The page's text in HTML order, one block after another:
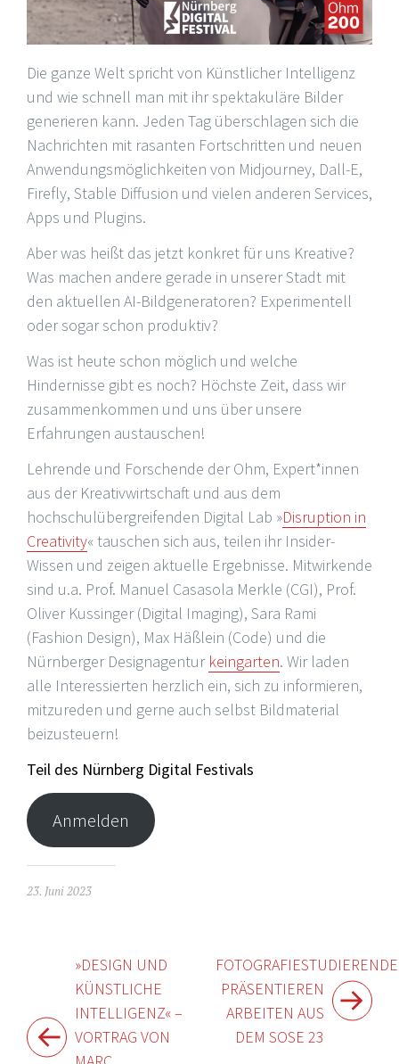
Die ganze Welt spricht von Künstlicher Intelligenz
und wie schnell man mit ihr spektakuläre Bilder
generieren kann. Jeden Tag überschlagen sich die
Nachrichten mit rasanten Fortschritten und neuen
Anwendungsmöglichkeiten von Midjourney, Dall-E,
Firefly, Stable Diffusion und vielen anderen Services,
Apps und Plugins.
Aber was heißt das jetzt konkret für uns Kreative?
Was machen andere gerade in unserer Stadt mit
den aktuellen AI-Bildgeneratoren? Experimentell
oder sogar schon produktiv?
Was ist heute schon möglich und welche
Hindernisse gibt es noch? Höchste Zeit, dass wir
zusammenkommen und uns über unsere
Erfahrungen austauschen!
Lehrende und Forschende der Ohm, Expert*innen
aus der Kreativwirtschaft und aus dem
hochschulübergreifenden Digital Lab »Disruption in
Creativity« tauschen sich aus, teilen ihr Insider-
Wissen und zeigen aktuelle Ergebnisse. Mitwirkende
sind u.a. Prof. Manuel Casasola Merkle (CGI), Prof.
Oliver Kussinger (Digital Imaging), Sara Rami
(Fashion Design), Max Häßlein (Code) und die
Nürnberger Designagentur keingarten. Wir laden
alle Interessierten herzlich ein, sich zu informieren,
mitzureden und gerne auch selbst Bildmaterial
beizusteuern!
Teil des Nürnberg Digital Festivals
Anmelden
23. Juni 2023
Beitragsnavigation
»DESIGN UND
KÜNSTLICHE
INTELLIGENZ« –
VORTRAG VON
FOTOGRAFIESTUDIERENDE
PRÄSENTIEREN
ARBEITEN AUS
DEM SOSE 23